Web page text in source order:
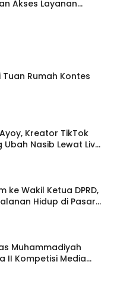
Akses Layanan
Rumah Kontes
Kreator TikTok
Nasib Lewat Live
ke Wakil Ketua DPRD,
Hidup di Pasar
Muhammadiyah
II Kompetisi Media
Tingkat Internasional